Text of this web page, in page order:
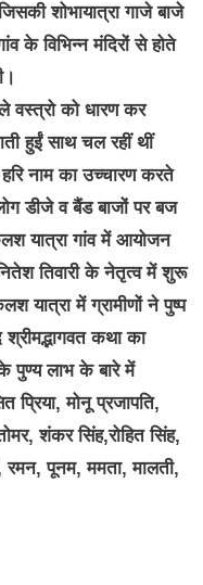
शोभायात्रा गाजे बाजे
के विभिन्न मंदिरों से होते
वस्त्रो को धारण कर
हुईं साथ चल रहीं थीं
नाम का उच्चारण करते
डीजे व बैंड बाजों पर बज
यात्रा गांव में आयोजन
तिवारी के नेतृत्व में शुरू
यात्रा में ग्रामीणों ने पुष्प
कथा का
पुण्य लाभ के बारे में
प्रिया, मोनू प्रजापति,
शंकर सिंह,रोहित सिंह,
रमन, पूनम, ममता, मालती,